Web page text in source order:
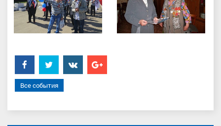
FacebookTwitter���������
Google+
Все события